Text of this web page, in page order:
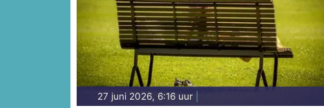
27 juni 2026, 6:16 uur